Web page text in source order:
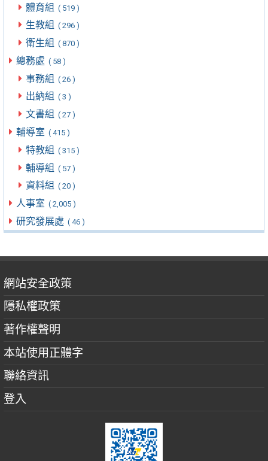
體育組 ( 519 )
生教組 ( 296 )
衛生組 ( 870 )
總務處 ( 58 )
事務組 ( 26 )
出納組 ( 3 )
文書組 ( 27 )
輔導室 ( 415 )
特教組 ( 315 )
輔導組 ( 57 )
資料組 ( 20 )
人事室 ( 2,005 )
研究發展處 ( 46 )
網站安全政策
隱私權政策
著作權聲明
本站使用正體字
聯絡資訊
登入